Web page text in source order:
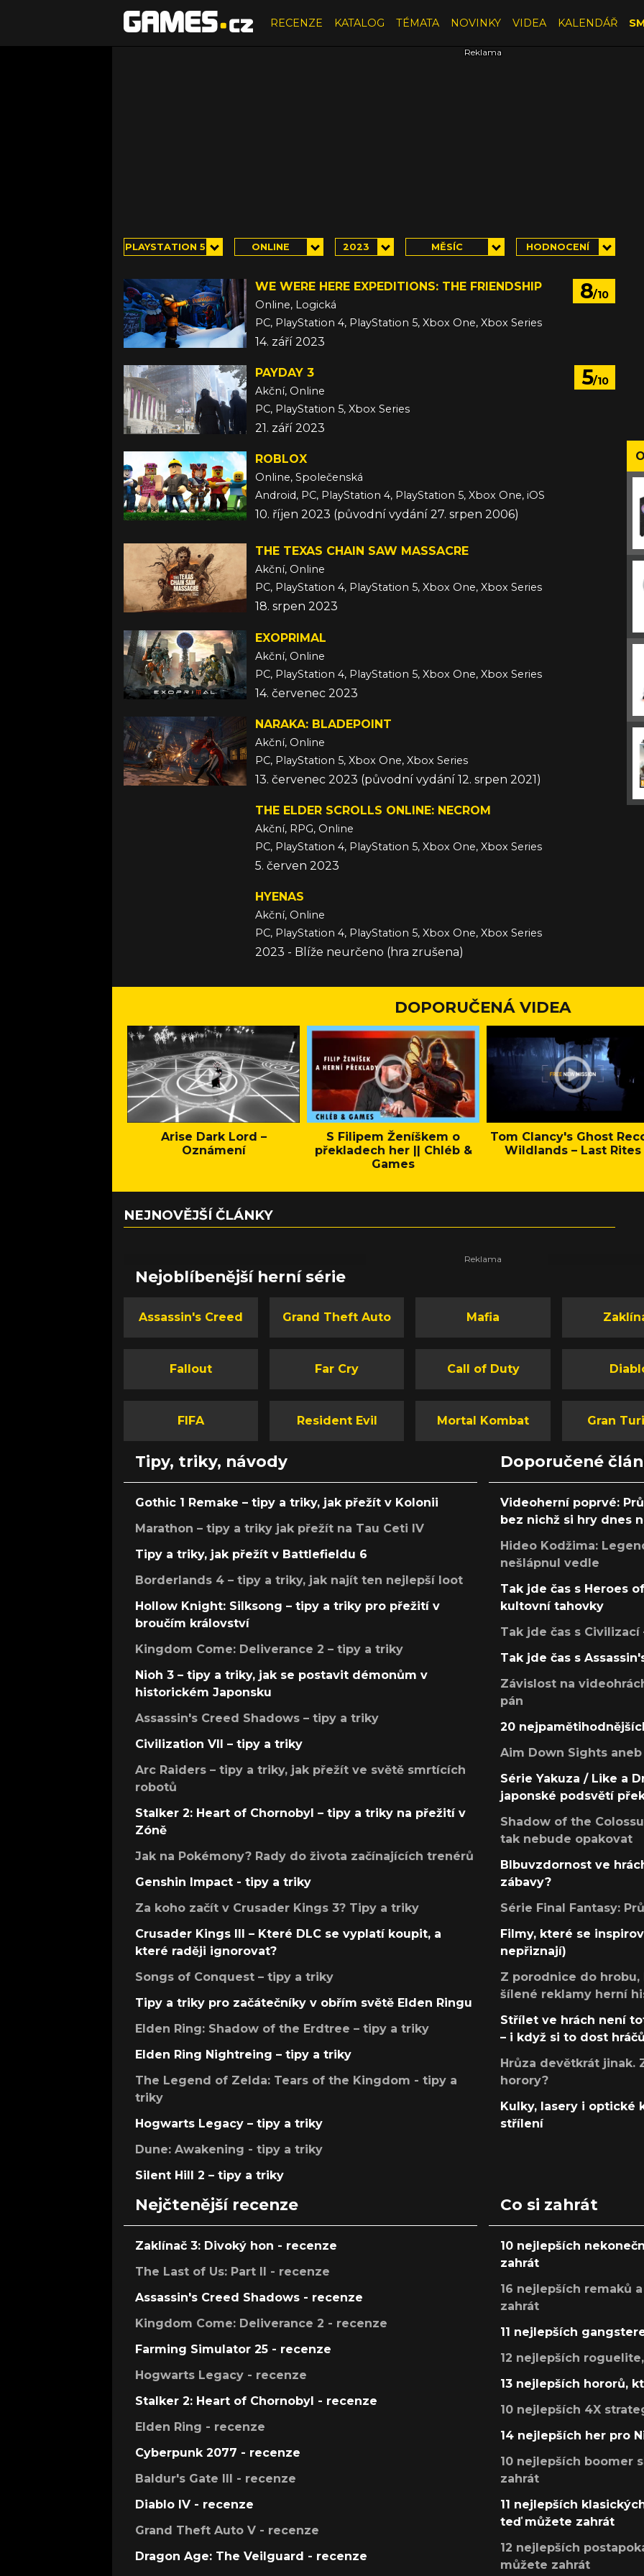
RECENZE KATALOG TÉMATA NOVINKY VIDEA KALENDÁŘ
PLAYSTATION 5 ONLINE 2023 MĚSÍC HODNOCENÍ
8/10
WE WERE HERE EXPEDITIONS: THE FRIENDSHIP
Online, Logická
PC, PlayStation 4, PlayStation 5, Xbox One, Xbox Series
14. září 2023
5/10
PAYDAY 3
Akční, Online
PC, PlayStation 5, Xbox Series
21. září 2023
ROBLOX
Online, Společenská
Android, PC, PlayStation 4, PlayStation 5, Xbox One, iOS
10. říjen 2023 (původní vydání 27. srpen 2006)
THE TEXAS CHAIN SAW MASSACRE
Akční, Online
PC, PlayStation 4, PlayStation 5, Xbox One, Xbox Series
18. srpen 2023
EXOPRIMAL
Akční, Online
PC, PlayStation 4, PlayStation 5, Xbox One, Xbox Series
14. červenec 2023
NARAKA: BLADEPOINT
Akční, Online
PC, PlayStation 5, Xbox One, Xbox Series
13. červenec 2023 (původní vydání 12. srpen 2021)
THE ELDER SCROLLS ONLINE: NECROM
Akční, RPG, Online
PC, PlayStation 4, PlayStation 5, Xbox One, Xbox Series
5. červen 2023
HYENAS
Akční, Online
PC, PlayStation 4, PlayStation 5, Xbox One, Xbox Series
2023 - Blíže neurčeno (hra zrušena)
DOPORUČENÁ VIDEA
Arise Dark Lord –
Oznámení
S Filipem Ženíškem o
překladech her || Chléb &
Games
Tom Clancy's Ghost
Wildlands – Last Rites
NEJNOVĚJŠÍ ČLÁNKY
Nejoblíbenější herní série
Assassin's Creed Grand Theft Auto Mafia
Fallout Far Cry Call of Duty
FIFA Resident Evil Mortal Kombat Gran
Tipy, triky, návody
Gothic 1 Remake – tipy a triky, jak přežít v Kolonii
Marathon – tipy a triky jak přežít na Tau Ceti IV
Tipy a triky, jak přežít v Battlefieldu 6
Borderlands 4 – tipy a triky, jak najít ten nejlepší loot
Hollow Knight: Silksong – tipy a triky pro přežití v
broučím království
Kingdom Come: Deliverance 2 – tipy a triky
Nioh 3 – tipy a triky, jak se postavit démonům v
historickém Japonsku
Assassin's Creed Shadows – tipy a triky
Civilization VII – tipy a triky
Arc Raiders – tipy a triky, jak přežít ve světě smrtících
robotů
Stalker 2: Heart of Chornobyl – tipy a triky na přežití v
Zóně
Jak na Pokémony? Rady do života začínajících trenérů
Genshin Impact - tipy a triky
Za koho začít v Crusader Kings 3? Tipy a triky
Crusader Kings III – Které DLC se vyplatí koupit, a
které raději ignorovat?
Songs of Conquest – tipy a triky
Tipy a triky pro začátečníky v obřím světě Elden Ringu
Elden Ring: Shadow of the Erdtree – tipy a triky
Elden Ring Nightreing – tipy a triky
The Legend of Zelda: Tears of the Kingdom - tipy a
triky
Hogwarts Legacy – tipy a triky
Dune: Awakening - tipy a triky
Silent Hill 2 – tipy a triky
Doporučené
Videoherní poprvé:
bez nichž si hry dnes
Hideo Kodžima:
nešlápnul vedle
Tak jde čas s Heroes
kultovní tahovky
Tak jde čas s
Tak jde čas s
Závislost na
pán
20
Aim Down Sights
Série Yakuza / Like a
japonské podsvětí
Shadow of the
tak nebude opakovat
Blbuvzdornost ve
zábavy?
Série Final Fantasy:
Filmy, které se
nepřiznají)
Z porodnice do hrobu,
šílené reklamy herní
Střílet ve hrách není
– i když si to dost
Hrůza devětkrát
horory?
Kulky, lasery i optické
střílení
Nejčtenější recenze
Zaklínač 3: Divoký hon - recenze
The Last of Us: Part II - recenze
Assassin's Creed Shadows - recenze
Kingdom Come: Deliverance 2 - recenze
Farming Simulator 25 - recenze
Hogwarts Legacy - recenze
Stalker 2: Heart of Chornobyl - recenze
Elden Ring - recenze
Cyberpunk 2077 - recenze
Baldur's Gate III - recenze
Diablo IV - recenze
Grand Theft Auto V - recenze
Dragon Age: The Veilguard - recenze
Co si zahrát
10 nejlepších
zahrát
16 nejlepších remaků
zahrát
11 nejlepších
12 nejlepších
13 nejlepších hororů,
10 nejlepších 4X
14 nejlepších her pro
10 nejlepších boomer
zahrát
11 nejlepších
teď můžete zahrát
12 nejlepších
můžete zahrát